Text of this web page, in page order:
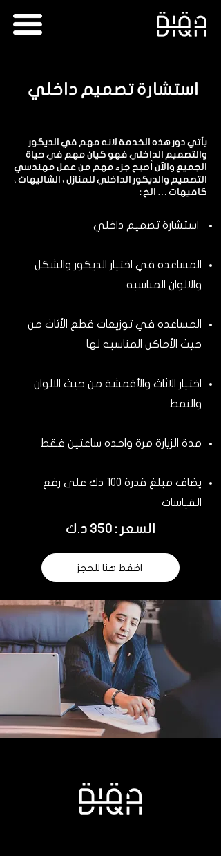
استشارة تصميم داخلي
يأتي دور هذه الخدمة لانه مهم في الديكور
والتصميم الداخلي فهو كيان مهم في حياة
الجميع والآن أصبح جزء مهم من عمل مهندسي
التصميم والديكور الداخلي للمنازل ، الشاليهات ،
كافيهات … الخ :
استشارة تصميم داخلي
المساعده في اختيار الديكور والشكل
والالوان المناسبه
المساعده في توزيعات قطع الأثاث من
حيث الأماكن المناسبه لها
اختيار الاثاث والأقمشة من حيث الالوان
والنمط
مدة الزيارة مرة واحده ساعتين فقط
يضاف مبلغ قدرة 100 دك على رفع
القياسات
السعر : 350 د.ك
اضغط هنا للحجز